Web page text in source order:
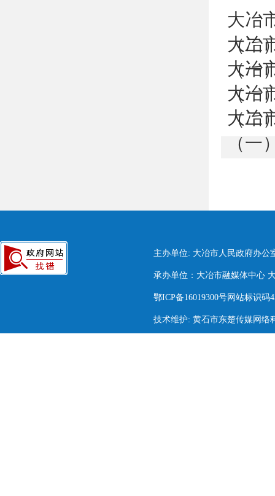
大冶
（二
大冶
（一
大冶
（一
大冶
（二
大冶
（一
主办单位: 大冶市人民政府办公
承办单位：大冶市融媒体中心
鄂ICP备16019300号网站标识码
技术维护: 黄石市东楚传媒网络